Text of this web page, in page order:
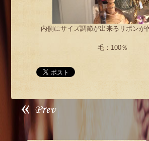
内側にサイズ調節が出来るリボンが
毛：100％